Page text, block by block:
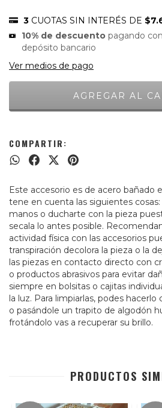
3 CUOTAS SIN INTERÉS DE
10% de descuento pagando
depósito bancario
Ver medios de pago
COMPARTIR:
Este accesorio es de acero bañado
tene en cuenta las siguientes
manos o ducharte con la pieza
secala lo antes posible.
actividad física con las accesorios
transpiración decolora la pieza o la
las piezas en contacto directo con
o productos abrasivos para evitar
siempre en bolsitas o cajitas
la luz. Para limpiarlas, podes
o pasándole un trapito de algodón
frotándolo vas a recuperar su brillo.
PRODUCTOS